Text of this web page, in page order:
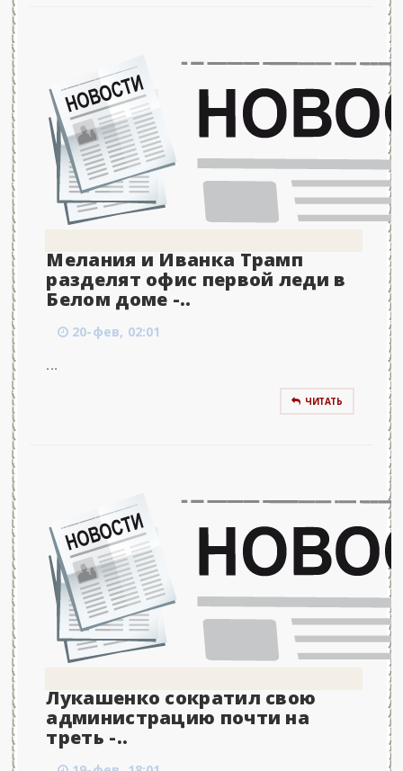
Мелания и Иванка Трамп
разделят офис первой леди в
Белом доме -..
20-фев, 02:01
...
ЧИТАТЬ
Лукашенко сократил свою
администрацию почти на
треть -..